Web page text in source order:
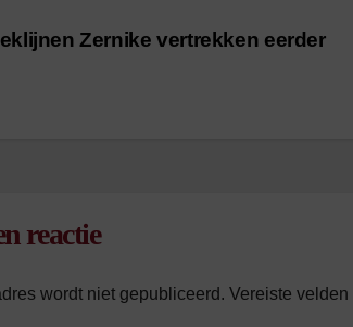
Zernike vertrekken eerder
reactie
wordt niet gepubliceerd. Vereiste